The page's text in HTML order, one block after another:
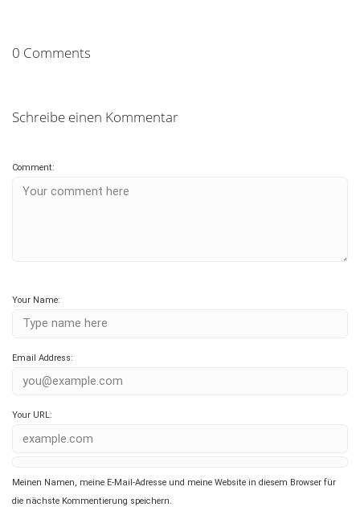
0 Comments
Schreibe einen Kommentar
Comment:
Your Name:
Email Address:
Your URL:
Meinen Namen, meine E-Mail-Adresse und meine Website in diesem Browser für
die nächste Kommentierung speichern.